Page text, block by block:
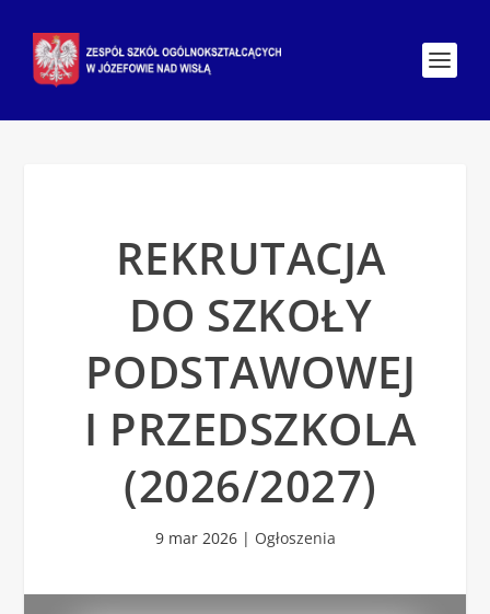
REKRUTACJA
DO SZKOŁY
PODSTAWOWEJ
I PRZEDSZKOLA
(2026/2027)
9 mar 2026| Ogłoszenia